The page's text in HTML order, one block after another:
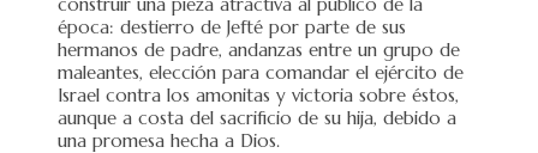
época: destierro de Jefté por parte de sus
hermanos de padre, andanzas entre un grupo de
maleantes, elección para comandar el ejército de
Israel contra los amonitas y victoria sobre éstos,
aunque a costa del sacrificio de su hija, debido a
una promesa hecha a Dios.